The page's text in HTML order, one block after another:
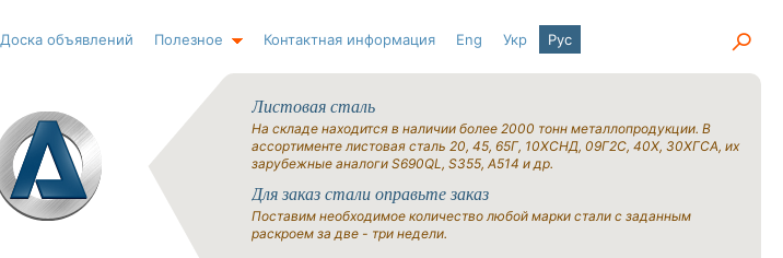
Доска объявлений Полезное Контактная информация Eng Укр Рус
Листовая сталь
На складе находится в наличии более 2000 тонн металлопродукции. В
ассортименте листовая сталь 20, 45, 65Г, 10ХСНД, 09Г2С, 40Х, 30ХГСА, их
зарубежные аналоги S690QL, S355, A514 и др.
Для заказ стали оправьте заказ
Поставим необходимое количество любой марки стали с заданным
раскроем за две - три недели.